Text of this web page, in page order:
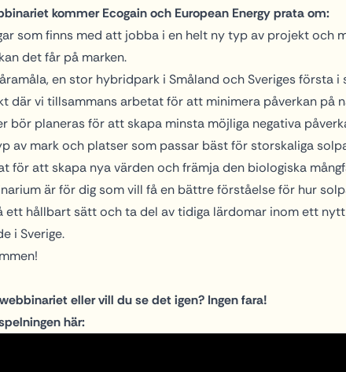
kommer Ecogain och European Energy prata om:
som finns med att jobba i en helt ny typ av projekt och
det får på marken.
en stor hybridpark i Småland och Sveriges första i
där vi tillsammans arbetat för att minimera påverkan på
bör planeras för att skapa minsta möjliga negativa
av mark och platser som passar bäst för storskaliga
för att skapa nya värden och främja den biologiska
är för dig som vill få en bättre förståelse för hur
ett hållbart sätt och ta del av tidiga lärdomar inom ett
i Sverige.
eller vill du se det igen? Ingen fara!
här: